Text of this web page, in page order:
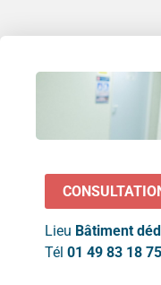
Lieu Bâtiment
Tél 01 49 83 18 75